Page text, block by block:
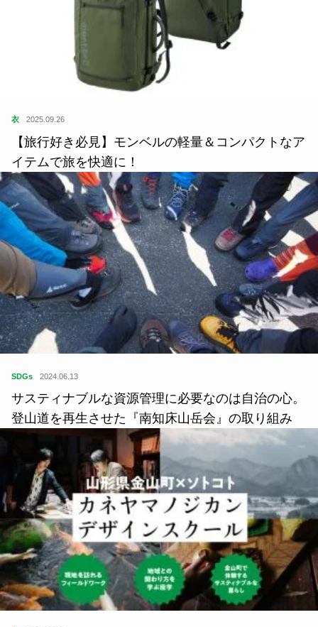
衣 2025.09.26
【旅行好き必見】モンベルの軽量＆コンパクトなア
イテムで旅を快適に！
SDGs 2024.06.13
サスティナブルな資源管理に必要なのは自治の心。
登山道を再生させた『南知床山岳会』の取り組み